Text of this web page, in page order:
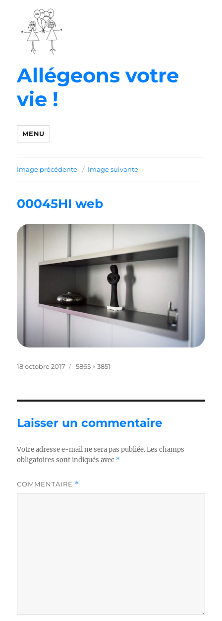
Allégeons votre
vie !
MENU
Image précédente Image suivante
00045HI web
Publié
18 octobre 2017
Taille
5865 × 3851
Laisser un commentaire
Votre adresse e-mail ne sera pas publiée. Les champs
obligatoires sont indiqués avec *
COMMENTAIRE *